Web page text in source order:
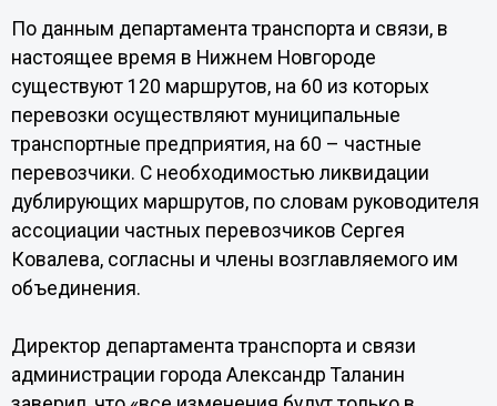
По данным департамента транспорта и связи, в
настоящее время в Нижнем Новгороде
существуют 120 маршрутов, на 60 из которых
перевозки осуществляют муниципальные
транспортные предприятия, на 60 – частные
перевозчики. С необходимостью ликвидации
дублирующих маршрутов, по словам руководителя
ассоциации частных перевозчиков Сергея
Ковалева, согласны и члены возглавляемого им
объединения.
Директор департамента транспорта и связи
администрации города Александр Таланин